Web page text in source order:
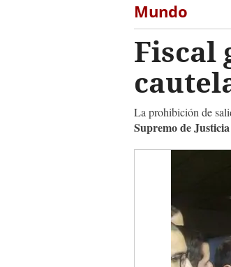
Mundo
Fiscal
La prohibición de
Supremo de Justicia